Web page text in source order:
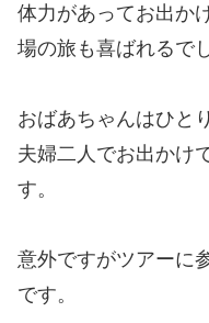
体力があってお出か
場の旅も喜ばれるで
おばあちゃんはひと
夫婦二人でお出かけ
す。
意外ですがツアーに
です。